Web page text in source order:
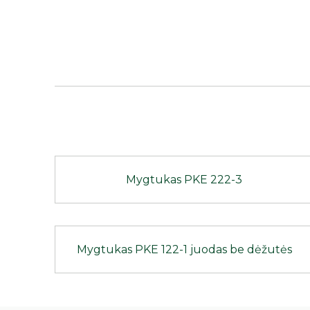
Mygtukas PKE 222-3
Mygtukas PKE 122-1 juodas be dėžutės